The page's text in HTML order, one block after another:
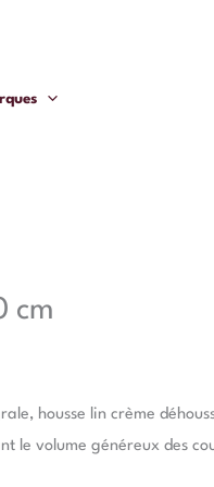
cm
housse lin crème
le volume généreux des